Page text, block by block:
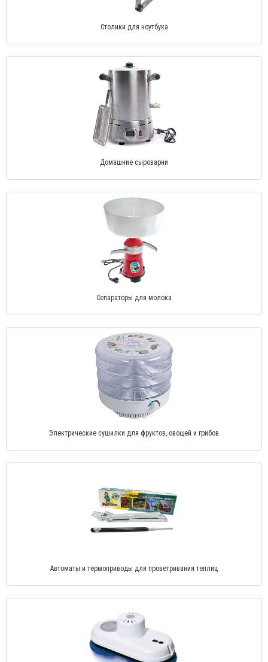
Столики для ноутбука
Домашние сыроварни
Сепараторы для молока
Электрические сушилки для фруктов, овощей и грибов
Автоматы и термоприводы для проветривания теплиц